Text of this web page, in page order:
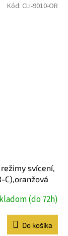
režimy svícení,
C),oranžová
(do 72h)
Do košíka
Kód: CLI-9010-OR